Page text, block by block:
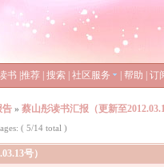
书 推荐 搜索 社区服务 帮助 订
告 » 蔡山彤读书汇报（更新至
( 5/14 total )
号）